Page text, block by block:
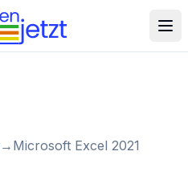
→ Microsoft Excel 2021